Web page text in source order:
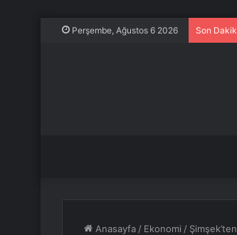
Perşembe, Ağustos 6 2026 Son
Anasayfa / Ekonomi /